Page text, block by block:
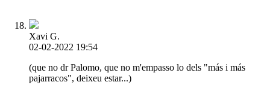
Xavi G.
02-02-2022 19:54
(que no dr Palomo, que no m'empasso lo dels "más i más
pajarracos", deixeu estar...)